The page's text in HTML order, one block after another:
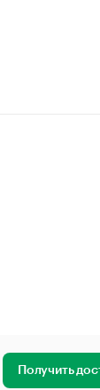
Получить